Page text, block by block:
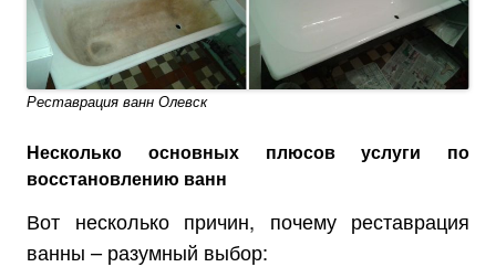
Реставрация ванн Олевск
Несколько основных плюсов услуги по
восстановлению ванн
Вот несколько причин, почему реставрация
ванны – разумный выбор: